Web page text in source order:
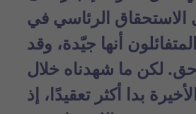
الرئاسي في
أنها جيّدة، وقد
لكن ما شهدناه خلال
بدا أكثر تعقيدًا، إذ